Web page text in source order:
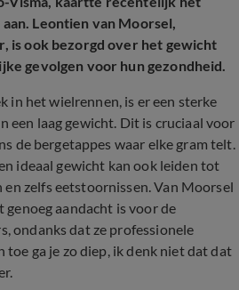
Leontien van Moorsel,
is ook bezorgd over het gewicht
gevolgen voor hun gezondheid.
in het wielrennen, is er een sterke
een laag gewicht. Dit is cruciaal voor
de bergetappes waar elke gram telt.
ideaal gewicht kan ook leiden tot
zelfs eetstoornissen. Van Moorsel
aandacht is voor de
ondanks dat ze professionele
toe ga je zo diep, ik denk niet dat dat